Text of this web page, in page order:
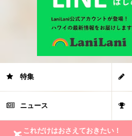
特集
ニュース
これだけはおさえておきたい！